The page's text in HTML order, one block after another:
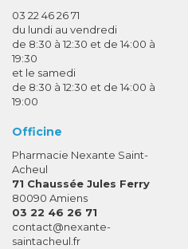
03 22 46 26 71
du lundi au vendredi
de 8:30 à 12:30 et de 14:00 à
19:30
et le samedi
de 8:30 à 12:30 et de 14:00 à
19:00
Officine
Pharmacie Nexante Saint-
Acheul
71 Chaussée Jules Ferry
80090 Amiens
03 22 46 26 71
contact-
@-
nexante-
saintacheul.fr